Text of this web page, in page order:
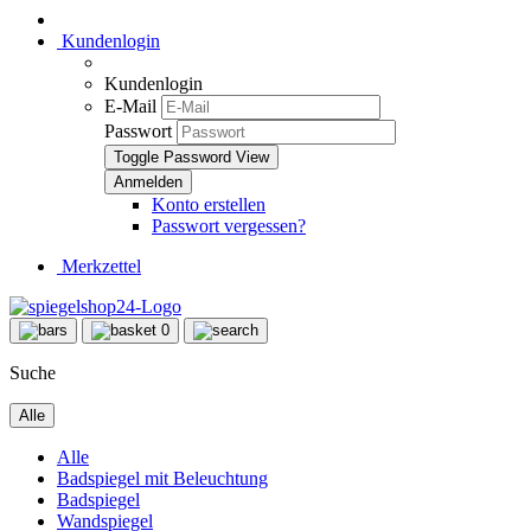
Kundenlogin
Kundenlogin
E-Mail
Passwort
Toggle Password View
Konto erstellen
Passwort vergessen?
Merkzettel
0
Suche
Alle
Alle
Badspiegel mit Beleuchtung
Badspiegel
Wandspiegel